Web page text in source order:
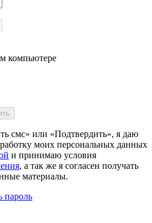
компьютере
смс» или «Подтвердить», я даю
моих персональных данных
и принимаю условия
, а так же я согласен получать
материалы.
пароль